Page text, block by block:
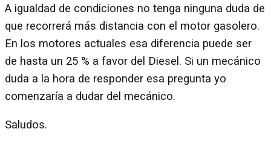
A igualdad de condiciones no tenga ninguna duda de
que recorrerá más distancia con el motor gasolero.
En los motores actuales esa diferencia puede ser
de hasta un 25 % a favor del Diesel. Si un mecánico
duda a la hora de responder esa pregunta yo
comenzaría a dudar del mecánico.
Saludos.